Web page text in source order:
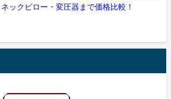
ックピロー・変圧器まで価格比較！